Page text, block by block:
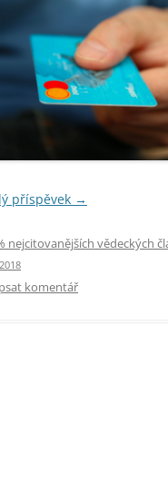
příspěvek →
nejcitovanějších vědeckých
komentář